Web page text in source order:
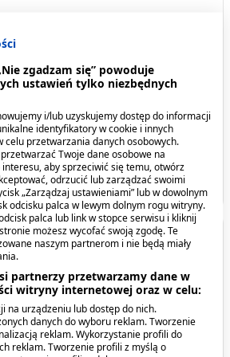
60 szt.
Omegamed Odporność
1+, syrop, 140 ml
35,39 zł
Kto nie powinien
Pokaż więcej
niezbędne nienasycone
(NNKT) pozyskiwane z różnych
– ryb, siemienia lnianego i
zgadzam się” powoduje
ustawień tylko niezbędnych
i/lub uzyskujemy dostęp do informacji
identyfikatory w cookie i innych
celu przetwarzania danych osobowych.
Twoje dane osobowe na
aby sprzeciwić się temu, otwórz
odrzucić lub zarządzać swoimi
„Zarządzaj ustawieniami” lub w dowolnym
odcisku palca w lewym dolnym rogu witryny.
palca lub link w stopce serwisu i kliknij
możesz wycofać swoją zgodę. Te
naszym partnerom i nie będą miały
partnerzy przetwarzamy dane w
witryny internetowej oraz w celu:
na urządzeniu lub dostęp do nich.
danych do wyboru reklam. Tworzenie
reklam. Wykorzystanie profili do
reklam. Tworzenie profili z myślą o